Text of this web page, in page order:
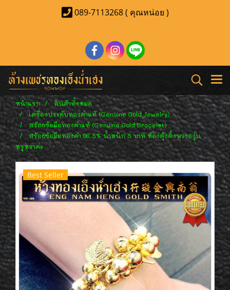
089-7113268 ( คุณหน่อย )
หน้าแรก
สินค้าทั้งหมด
เครื่องประดับทองคำแท้ (Genuine Gold Jewelry)
สร้อยข้อมือทองคำแท้ (Genuine Gold Bracelet)
สร้อยข้อมือทองคำ 96.5% น้ำหนัก 5 บาท ห้องตุ้งติ้งพวงองุ่น
หรูหราค่ะ
Best Seller